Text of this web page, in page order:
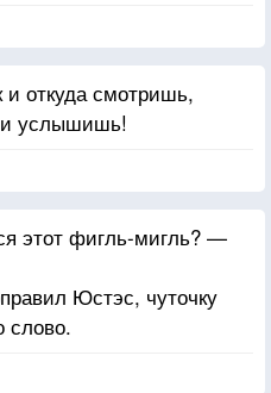
и откуда смотришь,
и услышишь!
этот фигль-мигль? —
Юстэс, чуточку
слово.